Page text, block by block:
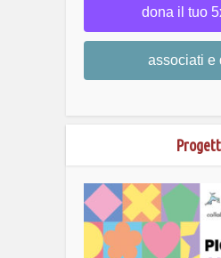
dona il tuo
associati e